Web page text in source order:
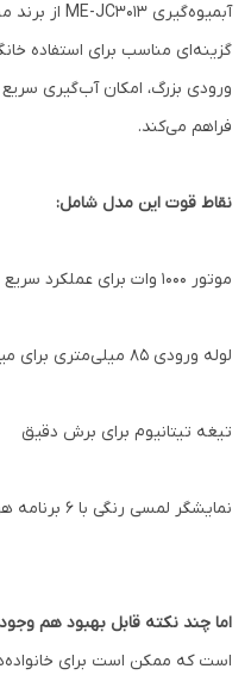
گزینه‌ای مناسب برای استفاده
ورودی بزرگ، امکان آب‌گیری
فراهم می‌کند.
نقاط قوت این مدل شامل:
موتور 1000 وات برای عملکرد سریع
لوله ورودی 85 میلی‌متری برای میوه‌های کامل
تیغه تیتانیوم برای برش دقیق
نمایشگر لمسی رنگی با 6 برنامه هوشمند
اما چند نکته قابل بهبود هم وجود
است که ممکن است برای